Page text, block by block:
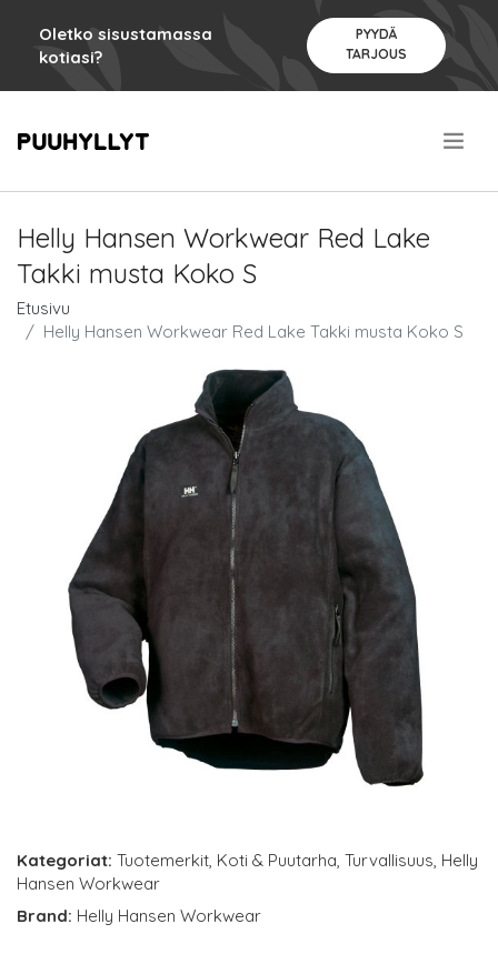
Oletko sisustamassa
kotiasi?
PYYDÄ
TARJOUS
Helly Hansen Workwear Red Lake
Takki musta Koko S
Etusivu
Helly Hansen Workwear Red Lake Takki musta Koko S
Kategoriat: Tuotemerkit, Koti & Puutarha, Turvallisuus, Helly
Hansen Workwear
Brand: Helly Hansen Workwear